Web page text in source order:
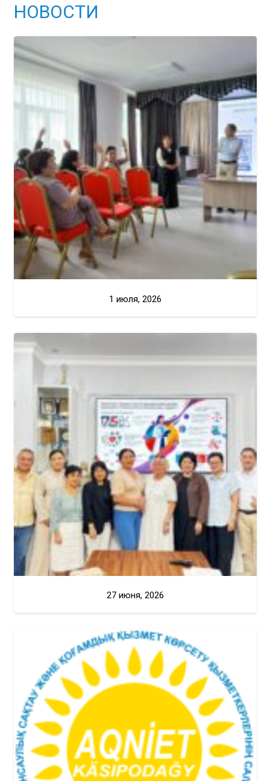
НОВОСТИ
1 июля, 2026
27 июня, 2026